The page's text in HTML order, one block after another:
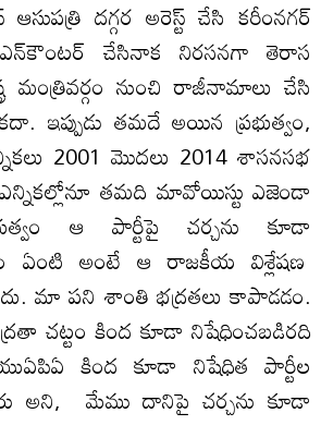
ఆసుపత్రి దగ్గర అరెస్ట్‌ చేసి కరీంనగర్‌
చేసినాక నిరసనగా తెరాస
మంత్రివర్గం నుంచి రాజీనామాలు చేసి
ఇప్పుడు తమదే అయిన ప్రభుత్వం,
2001 మొదలు 2014 శాసనసభ
తమది మావోయిస్టు ఎజెండా
ఆ పార్టీపై చర్చను కూడా
ఏంటి అంటే ఆ రాజకీయ విశ్లేషణ
మా పని శాంతి భద్రతలు కాపాడడం.
చట్టం కింద కూడా నిషేధించబడిరది
కింద కూడా నిషేధిత పార్టీల
అని, మేము దానిపై చర్చను కూడా